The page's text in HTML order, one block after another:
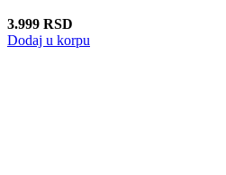
3.999 RSD
Dodaj u korpu